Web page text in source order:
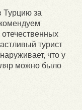
Турцию за
турист
что у
можно было